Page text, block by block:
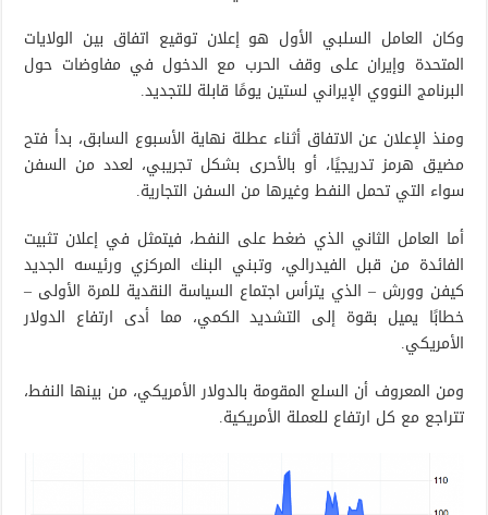
وكان العامل السلبي الأول هو إعلان توقيع اتفاق بين الولايات
المتحدة وإيران على وقف الحرب مع الدخول في مفاوضات حول
البرنامج النووي الإيراني لستين يومًا قابلة للتجديد.
ومنذ الإعلان عن الاتفاق أثناء عطلة نهاية الأسبوع السابق، بدأ فتح
مضيق هرمز تدريجيًا، أو بالأحرى بشكل تجريبي، لعدد من السفن
سواء التي تحمل النفط وغيرها من السفن التجارية.
أما العامل الثاني الذي ضغط على النفط، فيتمثل في إعلان تثبيت
الفائدة من قبل الفيدرالي، وتبني البنك المركزي ورئيسه الجديد
كيفن وورش – الذي يترأس اجتماع السياسة النقدية للمرة الأولى –
خطابًا يميل بقوة إلى التشديد الكمي، مما أدى ارتفاع الدولار
الأمريكي.
ومن المعروف أن السلع المقومة بالدولار الأمريكي، من بينها النفط،
تتراجع مع كل ارتفاع للعملة الأمريكية.